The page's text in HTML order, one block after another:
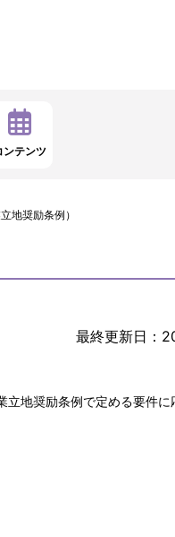
ンテンツ
地奨励条例）
最終更新日：
地奨励条例で定める要件に